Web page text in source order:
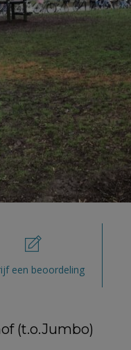
een beoordeling
(t.o.Jumbo)